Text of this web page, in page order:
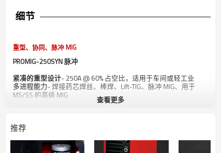
细节
重型、协同、脉冲 MIG
PROMIG-250SYN 脉冲
紧凑的重型设计- 250A @ 60% 占空比，适用于车间或轻工业
多进程能力- 焊接药芯焊丝、棒焊、Lift-TIG、脉冲 MIG、用于
MS/SS 的高级 MIG
- 焊接 4XXX 和 5XXX 系列铝材，实现优质焊接。
动态控制
查看更多
推荐